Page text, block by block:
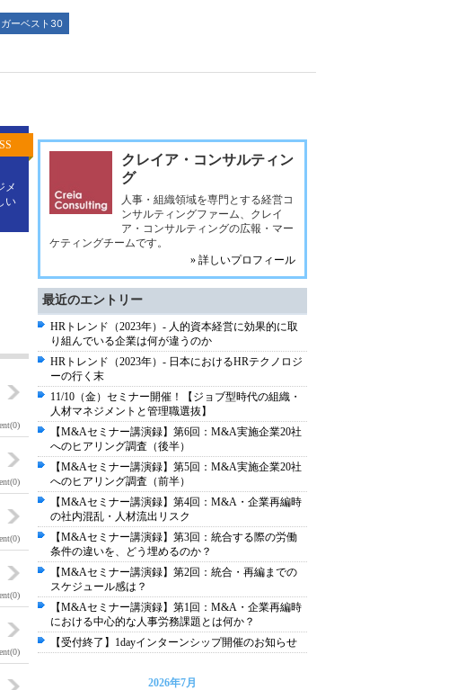
ガーベスト30
メ
い
クレイア・コンサルティン
グ
人事・組織領域を専門とする経営コ
ンサルティングファーム、クレイ
ア・コンサルティングの広報・マー
ケティングチームです。
» 詳しいプロフィール
最近のエントリー
HRトレンド（2023年）- 人的資本経営に効果的に取
り組んでいる企業は何が違うのか
HRトレンド（2023年）- 日本におけるHRテクノロジ
ーの行く末
11/10（金）セミナー開催！【ジョブ型時代の組織・
人材マネジメントと管理職選抜】
【M&Aセミナー講演録】第6回：M&A実施企業20社
へのヒアリング調査（後半）
【M&Aセミナー講演録】第5回：M&A実施企業20社
へのヒアリング調査（前半）
【M&Aセミナー講演録】第4回：M&A・企業再編時
の社内混乱・人材流出リスク
【M&Aセミナー講演録】第3回：統合する際の労働
条件の違いを、どう埋めるのか？
【M&Aセミナー講演録】第2回：統合・再編までの
スケジュール感は？
【M&Aセミナー講演録】第1回：M&A・企業再編時
における中心的な人事労務課題とは何か？
【受付終了】1dayインターンシップ開催のお知らせ
2026年7月